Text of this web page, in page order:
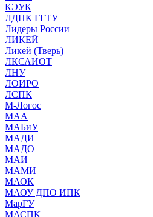
КЭУК
ЛДПК ГГТУ
Лидеры России
ЛИКЕЙ
Ликей (Тверь)
ЛКСАИОТ
ЛНУ
ЛОИРО
ЛСПК
М-Логос
МАА
МАБиУ
МАДИ
МАДО
МАИ
МАМИ
МАОК
МАОУ ДПО ИПК
МарГУ
МАСПК